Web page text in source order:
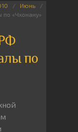
Июнь
«Чхонану»
по